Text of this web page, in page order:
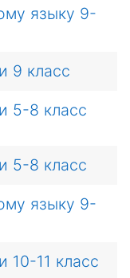
языку 9-
9 класс
5-8 класс
5-8 класс
языку 9-
10-11 класс